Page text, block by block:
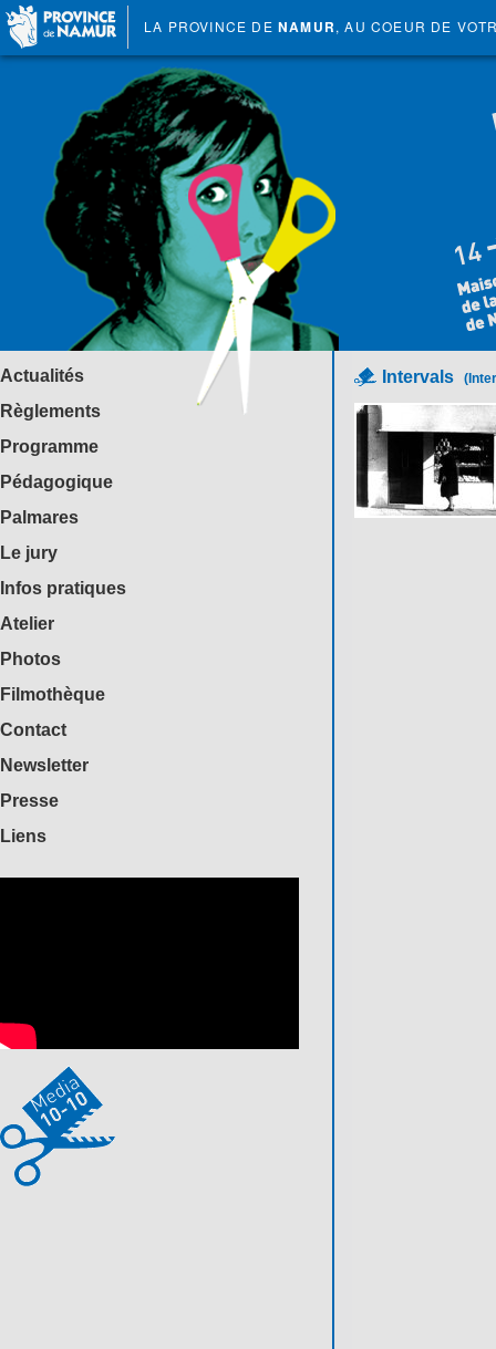
LA PROVINCE DE NAMUR, AU COEUR DE
Actualités
Règlements
Programme
Pédagogique
Palmares
Le jury
Infos pratiques
Atelier
Photos
Filmothèque
Contact
Newsletter
Presse
Liens
Intervals